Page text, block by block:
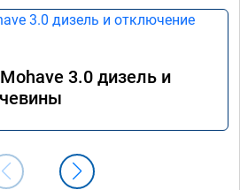
3.0 дизель и